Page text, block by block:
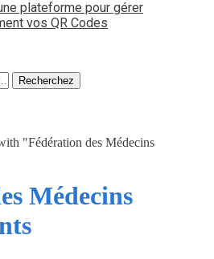
plateforme pour gérer
vos QR Codes
Recherchez
"Fédération des Médecins
Médecins